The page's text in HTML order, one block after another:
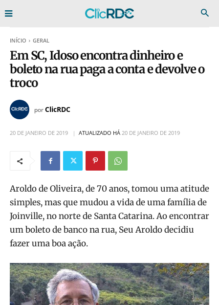
INÍCIO GERAL
Em SC, Idoso encontra dinheiro e
boleto na rua paga a conta e devolve o
troco
porClicRDC
20 DE JANEIRO DE 2019 ATUALIZADO HÁ 20 DE JANEIRO DE 2019
Aroldo de Oliveira, de 70 anos, tomou uma atitude
simples, mas que mudou a vida de uma família de
Joinville, no norte de Santa Catarina. Ao encontrar
um boleto de banco na rua, Seu Aroldo decidiu
fazer uma boa ação.